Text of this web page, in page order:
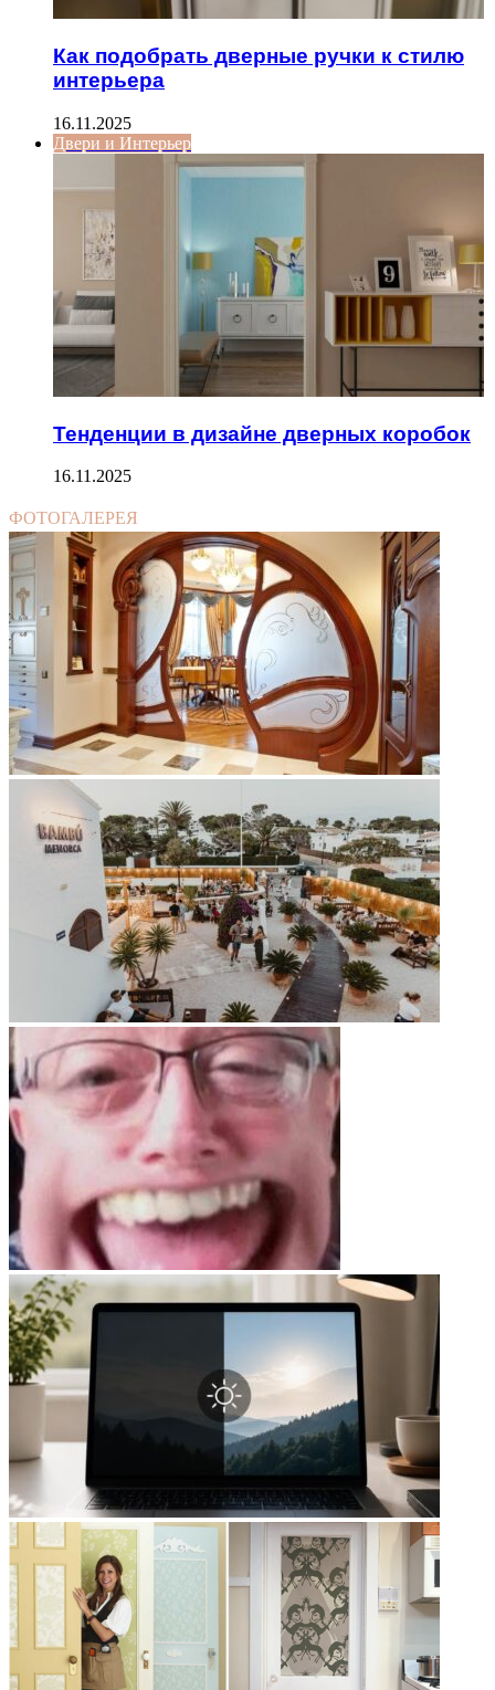
Как подобрать дверные ручки к стилю
интерьера
16.11.2025
Двери и Интерьер
Тенденции в дизайне дверных коробок
16.11.2025
ФОТОГАЛЕРЕЯ